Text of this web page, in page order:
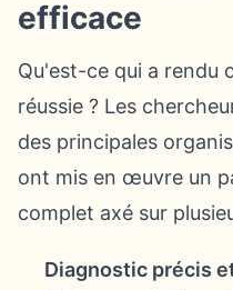
efficace
Qu'est-ce qui a rendu
réussie ? Les
des principales
ont mis en œuvre un
complet axé sur
Diagnostic précis